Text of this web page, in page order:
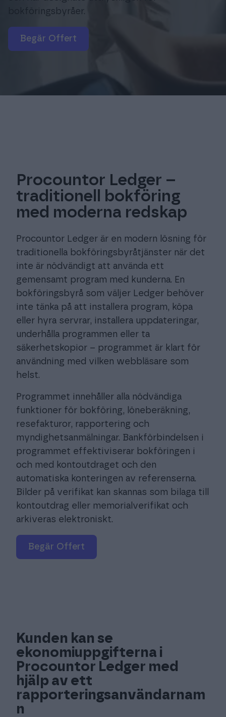
bokföringsbyråer.
begär Offert
Procountor Ledger –
traditionell bokföring
med moderna redskap
Procountor Ledger är en modern lösning för
traditionella bokföringsbyråtjänster när det
inte är nödvändigt att använda ett
gemensamt program med kunderna. En
bokföringsbyrå som väljer Ledger behöver
inte tänka på att installera program, köpa
eller hyra servrar, installera uppdateringar,
underhålla programmen eller ta
säkerhetskopior – programmet är klart för
användning med vilken webbläsare som
helst.
Programmet innehåller alla nödvändiga
funktioner för bokföring, löneberäkning,
resefakturor, rapportering och
myndighetsanmälningar. Bankförbindelsen i
programmet effektiviserar bokföringen i
och med kontoutdraget och den
automatiska konteringen av referenserna.
Bilder på verifikat kan skannas som bilaga till
kontoutdrag eller memorialverifikat och
arkiveras elektroniskt.
begär Offert
Kunden kan se
ekonomiuppgifterna i
Procountor Ledger med
hjälp av ett
rapporteringsanvändarnam
n